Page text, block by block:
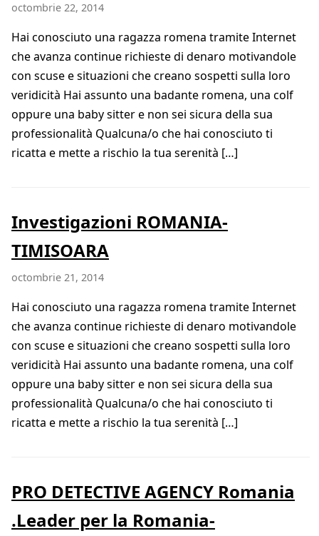
octombrie 22, 2014
Hai conosciuto una ragazza romena tramite Internet
che avanza continue richieste di denaro motivandole
con scuse e situazioni che creano sospetti sulla loro
veridicità Hai assunto una badante romena, una colf
oppure una baby sitter e non sei sicura della sua
professionalità Qualcuna/o che hai conosciuto ti
ricatta e mette a rischio la tua serenità […]
Investigazioni ROMANIA-
TIMISOARA
octombrie 21, 2014
Hai conosciuto una ragazza romena tramite Internet
che avanza continue richieste di denaro motivandole
con scuse e situazioni che creano sospetti sulla loro
veridicità Hai assunto una badante romena, una colf
oppure una baby sitter e non sei sicura della sua
professionalità Qualcuna/o che hai conosciuto ti
ricatta e mette a rischio la tua serenità […]
PRO DETECTIVE AGENCY Romania
.Leader per la Romania-